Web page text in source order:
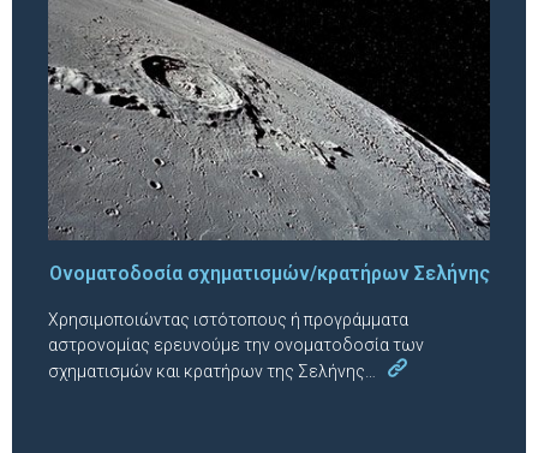
Ονοματοδοσία σχηματισμών/κρατήρων Σελήνης
Χρησιμοποιώντας ιστότοπους ή προγράμματα
αστρονομίας ερευνούμε την ονοματοδοσία των
σχηματισμών και κρατήρων της Σελήνης…